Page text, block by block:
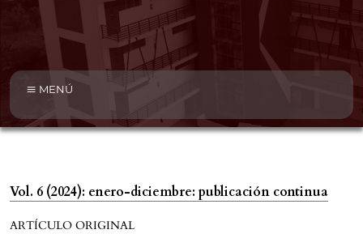
MENÚ
Vol. 6 (2024): enero-diciembre: publicación continua
ARTÍCULO ORIGINAL